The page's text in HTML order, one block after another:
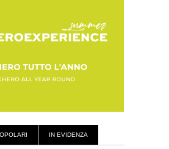
IN EVIDENZA